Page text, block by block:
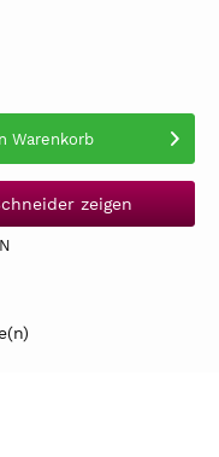
Warenkorb
zeigen